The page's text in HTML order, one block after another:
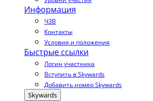
Информация
ЧЗВ
Контакты
Условия и положения
Быстрые ссылки
Логин участника
Вступить в Skywards
Добавить номер Skywards
Skywards